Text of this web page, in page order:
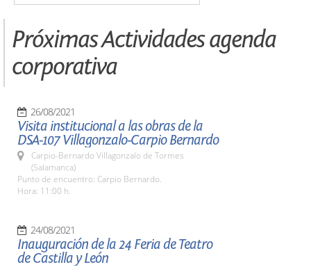
Próximas Actividades agenda
corporativa
26/08/2021
Visita institucional a las obras de la
DSA-107 Villagonzalo-Carpio Bernardo
Carpio-Bernardo Villagonzalo de Tormes
(Salamanca)
Punto de encuentro: Carpio Bernardo.
Hora: 11:00 h.
24/08/2021
Inauguración de la 24 Feria de Teatro
de Castilla y León